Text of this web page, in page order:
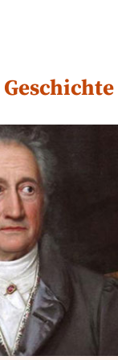
Geschichte